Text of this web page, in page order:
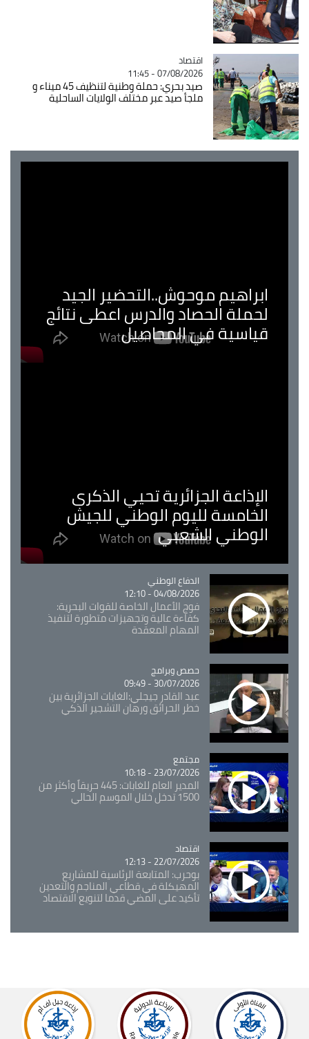
Catégorie
اقتصاد
07/08/2026 - 11:45
صيد بحري: حملة وطنية لتنظيف 45 ميناء و
ملجأ صيد عبر مختلف الولايات الساحلية
ابراهيم موحوش..التحضير الجيد
لحملة الحصاد والدرس اعطى نتائج
قياسية في المحاصيل
الإذاعة الجزائرية تحيي الذكرى
الخامسة لليوم الوطني للجيش
الوطني الشعبي
Catégorie
الدفاع الوطني
04/08/2026 - 12:10
فوج الأعمال الخاصة للقوات البحرية:
كفاءة عالية وتجهيزات متطورة لتنفيذ
المهام المعقدة
Catégorie
حصص وبرامج
30/07/2026 - 09:49
عبد القادر جيجلي:الغابات الجزائرية بين
خطر الحرائق ورهان التشجير الذكي
Catégorie
مجتمع
23/07/2026 - 10:18
المدير العام للغابات: 445 حريقاً وأكثر من
1500 تدخل خلال الموسم الحالي
Catégorie
اقتصاد
22/07/2026 - 12:13
بوحرب: المتابعة الرئاسية للمشاريع
المهيكلة في قطاعي المناجم والتعدين
تأكيد على المضي قدما لتنويع الاقتصاد